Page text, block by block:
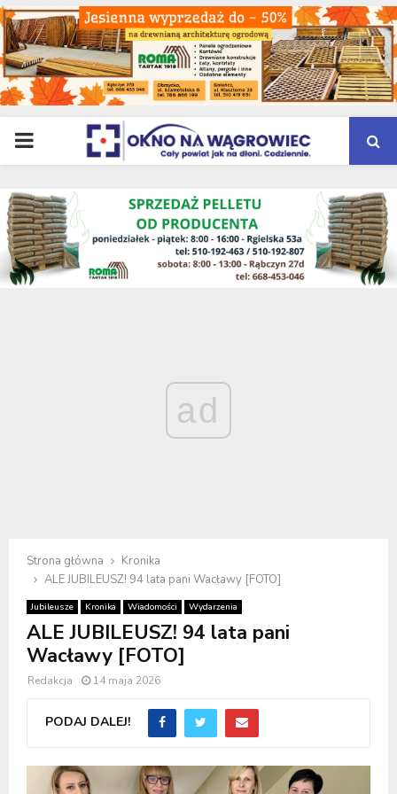
PRIMARY
MENU
ad
Strona główna
Kronika
ALE JUBILEUSZ! 94 lata pani Wacławy [FOTO]
Jubileusze Kronika Wiadomości Wydarzenia
ALE JUBILEUSZ! 94 lata pani
Wacławy [FOTO]
Redakcja 14 maja 2026
PODAJ DALEJ!